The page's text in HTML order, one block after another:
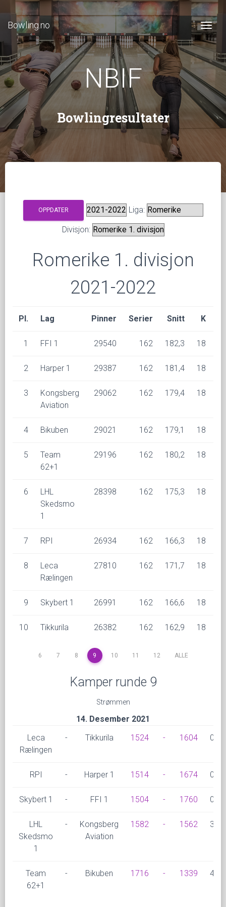
Bowling.no
NBIF
Bowlingresultater
Liga:
Divisjon:
Romerike 1. divisjon
2021-2022
Pl. Lag Pinner Serier Snitt K
1 FFI 1 29540 162 182,3 18
2 Harper 1 29387 162 181,4 18
3
Kongsberg
Aviation
29062 162 179,4 18
4 Bikuben 29021 162 179,1 18
5
Team
62+1
29196 162 180,2 18
6
LHL
Skedsmo
1
28398 162 175,3 18
7 RPI 26934 162 166,3 18
8
Leca
Rælingen
27810 162 171,7 18
9 Skybert 1 26991 162 166,6 18
10 Tikkurila 26382 162 162,9 18
6 7 8 9 10 11 12 ALLE
Kamper runde 9
Strømmen
14. Desember 2021
Leca
Rælingen
- Tikkurila 1524 - 1604 0,0
RPI - Harper 1 1514 - 1674 0,5
Skybert 1 - FFI 1 1504 - 1760 0,0
LHL
Skedsmo
1
-
Kongsberg
Aviation
1582 - 1562 3,0
Team
62+1
- Bikuben 1716 - 1339 4,0